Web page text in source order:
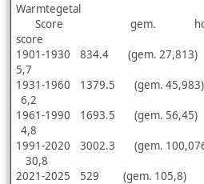
Warmtegetal
Score gem. hoogste
score
1901-1930 834.4 (gem.
5,7
1931-1960 1379.5 (gem.
6,2
1961-1990 1693.5 (gem.
4,8
1991-2020 3002.3 (gem.
30,8
2021-2025 529 (gem. 105,8)